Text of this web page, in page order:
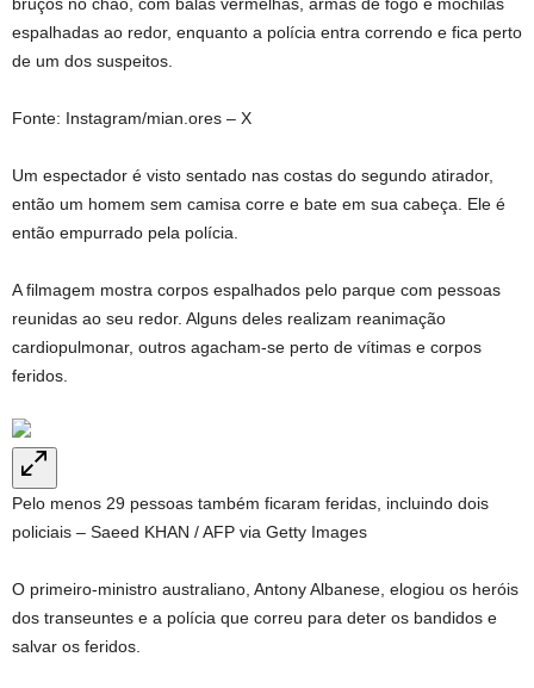
espalhadas ao redor, enquanto a polícia entra correndo e fica perto
de um dos suspeitos.
Fonte: Instagram/mian.ores – X
Um espectador é visto sentado nas costas do segundo atirador,
então um homem sem camisa corre e bate em sua cabeça. Ele é
então empurrado pela polícia.
A filmagem mostra corpos espalhados pelo parque com pessoas
reunidas ao seu redor. Alguns deles realizam reanimação
cardiopulmonar, outros agacham-se perto de vítimas e corpos
feridos.
Pelo menos 29 pessoas também ficaram feridas, incluindo dois
policiais – Saeed KHAN / AFP via Getty Images
O primeiro-ministro australiano, Antony Albanese, elogiou os heróis
dos transeuntes e a polícia que correu para deter os bandidos e
salvar os feridos.